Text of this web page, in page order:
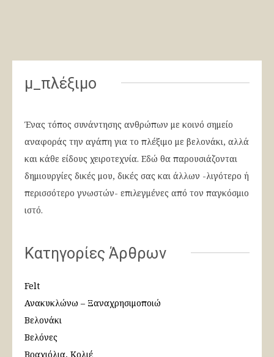
μ_πλέξιμο
Ένας τόπος συνάντησης ανθρώπων με κοινό σημείο
αναφοράς την αγάπη για το πλέξιμο με βελονάκι, αλλά
και κάθε είδους χειροτεχνία. Εδώ θα παρουσιάζονται
δημιουργίες δικές μου, δικές σας και άλλων -λιγότερο ή
περισσότερο γνωστών- επιλεγμένες από τον παγκόσμιο
ιστό.
Κατηγορίες Άρθρων
Felt
Ανακυκλώνω – Ξαναχρησιμοποιώ
Βελονάκι
Βελόνες
Βραχιόλια, Κολιέ